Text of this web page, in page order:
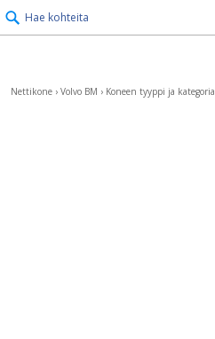
Hae kohteita
Nettikone › Volvo BM › Koneen tyyppi ja kategoria